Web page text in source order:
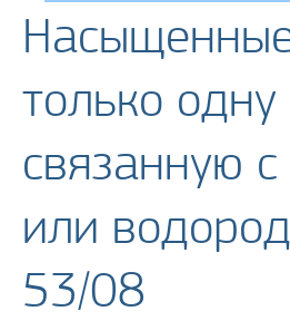
только
связанную
или
53/08